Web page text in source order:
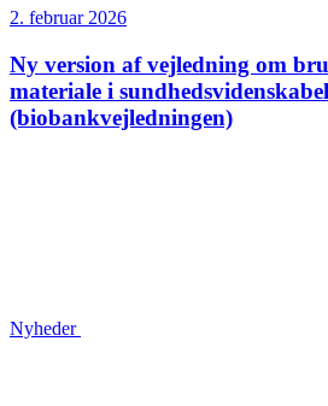
2. februar 2026
Ny version af vejledning om
materiale i
(biobankvejledningen)
Nyheder